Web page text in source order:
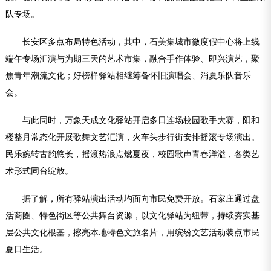
队专场。
长安区多点布局特色活动，其中，石美集城市微度假中心将上线
端午专场汇演与为期三天的艺术市集，融合手作体验、即兴演艺，聚
焦青年潮流文化；好榜样驿站相继筹备怀旧演唱会、消夏乐队音乐
会。
与此同时，万象天成文化驿站开启多日连场校园歌手大赛，阳和
楼整月常态化开展歌舞文艺汇演，火车头步行街安排摇滚专场演出。
民乐婉转古韵悠长，摇滚热浪点燃夏夜，校园歌声青春洋溢，各类艺
术形式同台绽放。
据了解，所有驿站演出活动均面向市民免费开放。石家庄通过盘
活商圈、特色街区等公共舞台资源，以文化驿站为纽带，持续夯实基
层公共文化根基，擦亮本地特色文旅名片，用缤纷文艺活动装点市民
夏日生活。